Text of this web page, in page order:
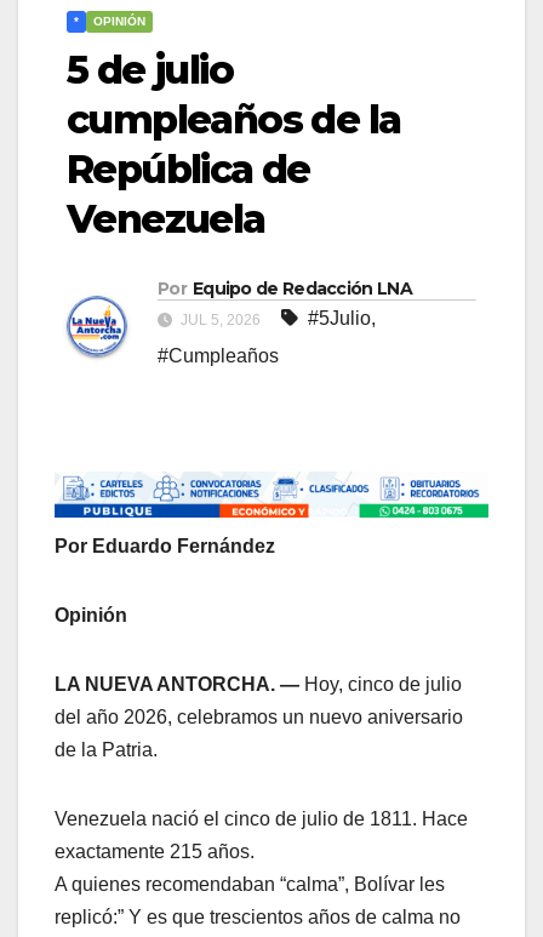
* OPINIÓN
5 de julio
cumpleaños de la
República de
Venezuela
Por Equipo de Redacción LNA
JUL 5, 2026 #5Julio,
#Cumpleaños
Por Eduardo Fernández
Opinión
LA NUEVA ANTORCHA. — Hoy, cinco de julio
del año 2026, celebramos un nuevo aniversario
de la Patria.
Venezuela nació el cinco de julio de 1811. Hace
exactamente 215 años.
A quienes recomendaban “calma”, Bolívar les
replicó:” Y es que trescientos años de calma no